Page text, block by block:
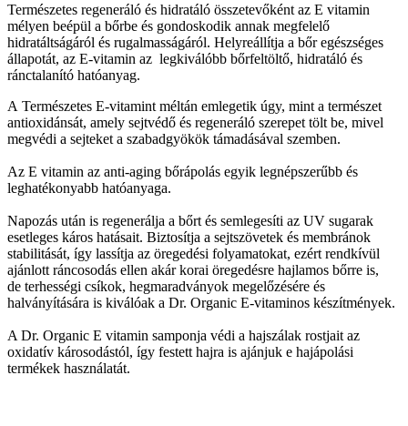
Természetes regeneráló és hidratáló összetevőként az E vitamin
mélyen beépül a bőrbe és gondoskodik annak megfelelő
hidratáltságáról és rugalmasságáról. Helyreállítja a bőr egészséges
állapotát, az E-vitamin az legkiválóbb bőrfeltöltő, hidratáló és
ránctalanító hatóanyag.
A Természetes E-vitamint méltán emlegetik úgy, mint a természet
antioxidánsát, amely sejtvédő és regeneráló szerepet tölt be, mivel
megvédi a sejteket a szabadgyökök támadásával szemben.
Az E vitamin az anti-aging bőrápolás egyik legnépszerűbb és
leghatékonyabb hatóanyaga.
Napozás után is regenerálja a bőrt és semlegesíti az UV sugarak
esetleges káros hatásait. Biztosítja a sejtszövetek és membránok
stabilitását, így lassítja az öregedési folyamatokat, ezért rendkívül
ajánlott ráncosodás ellen akár korai öregedésre hajlamos bőrre is,
de terhességi csíkok, hegmaradványok megelőzésére és
halványítására is kiválóak a Dr. Organic E-vitaminos készítmények.
A Dr. Organic E vitamin samponja védi a hajszálak rostjait az
oxidatív károsodástól, így festett hajra is ajánjuk e hajápolási
termékek használatát.